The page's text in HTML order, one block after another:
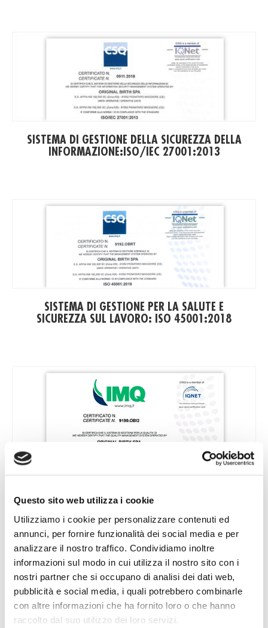
Questo sito web utilizza i cookie
Utilizziamo i cookie per personalizzare contenuti ed
annunci, per fornire funzionalità dei social media e per
analizzare il nostro traffico. Condividiamo inoltre
informazioni sul modo in cui utilizza il nostro sito con i
nostri partner che si occupano di analisi dei dati web,
pubblicità e social media, i quali potrebbero combinarle
con altre informazioni che ha fornito loro o che hanno
raccolto dal suo utilizzo dei loro servizi.
SISTEMA DI GESTIONE DELLA SICUREZZA DELLA
INFORMAZIONE:ISO/IEC 27001:2013
SISTEMA DI GESTIONE PER LA SALUTE E
SICUREZZA SUL LAVORO: ISO 45001:2018
SISTEMA DI GESTIONE PER LA QUALITÀ ISO